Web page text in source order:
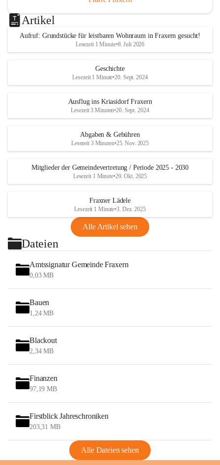
Artikel
Aufruf: Grundstücke für leistbaren Wohnraum in Fraxern gesucht!
Lesezeit 1 Minute•8. Juli 2026
Geschichte
Lesezeit 1 Minute•20. Sept. 2024
Ausflug ins Kriasidorf Fraxern
Lesezeit 3 Minuten•20. Sept. 2024
Abgaben & Gebühren
Lesezeit 3 Minuten•25. Nov. 2025
Mitglieder der Gemeindevertretung / Periode 2025 - 2030
Lesezeit 1 Minute•29. Okt. 2025
Fraxner Lädele
Lesezeit 1 Minute•3. Dez. 2025
Alle Artikel sehen
Dateien
Amtssignatur Gemeinde Fraxern
0,03 MB
Bauen
1,24 MB
Blackout
2,34 MB
Finanzen
97,19 MB
Firstblick Jahreschroniken
203,31 MB
Alle Dateien sehen